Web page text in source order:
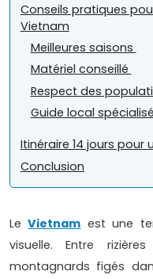
Conseils pratiques
Vietnam
Meilleures saisons
Matériel conseillé
Respect des
Guide local spécialisé
Itinéraire 14 jours
Conclusion
LeVietnam est une
visuelle. Entre
montagnards figés